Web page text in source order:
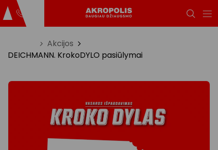
Akcijos
DEICHMANN. KrokoDYLO pasiūlymai